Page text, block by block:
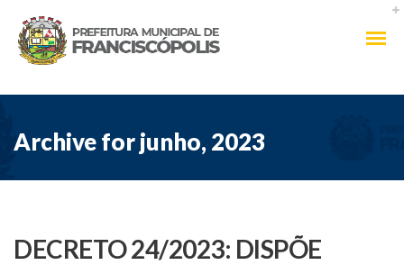
Archive for junho, 2023
DECRETO 24/2023: DISPÕE